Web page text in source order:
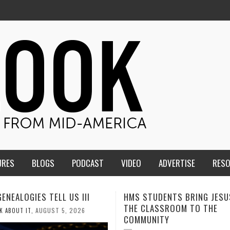
BLOGS PODCAST VIDEO ADVERTISE
BRING JESUS FROM
TO THE
MEN OF THE IOWA-
CONFERENCE TAKE UP THE
CALEB DURANT